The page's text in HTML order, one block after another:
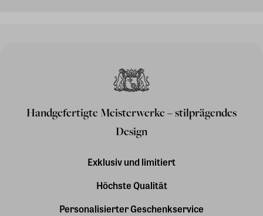
Handgefertigte Meisterwerke – stilprägendes
Design
Exklusiv und limitiert
Höchste Qualität
Personalisierter Geschenkservice